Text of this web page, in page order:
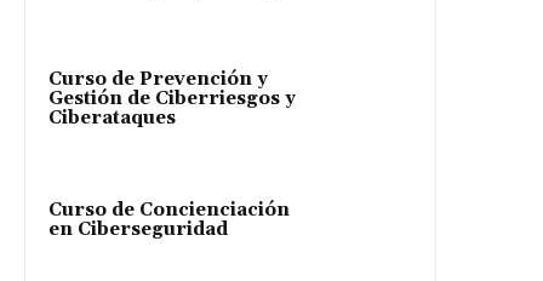
Curso de Prevención y
Gestión de Ciberriesgos y
Ciberataques
Curso de Concienciación
en Ciberseguridad